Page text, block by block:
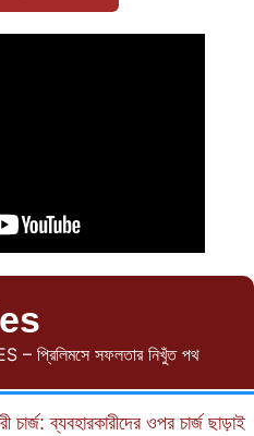
প্রিলিমসে সফলতার নিখুঁত পথ
ব্যবহারকারীদের ওপর চার্জ ছাড়াই